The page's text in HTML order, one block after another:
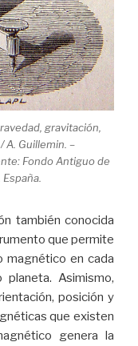
gravitación,
A. Guillemin. –
Fondo Antiguo de
también conocida
que permite
magnético en cada
Asimismo,
posición y
que existen
genera la